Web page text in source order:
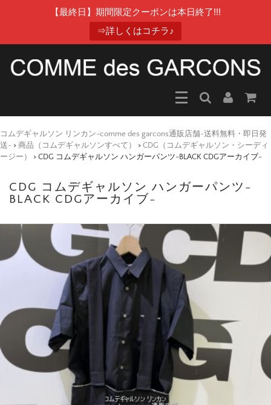
【最終日】期間限定クーポンは本日終了!!!
⇒詳しくはコチラ♪
コムデギャルソン リンカン-comme des garcons通販店舗-送料無料・即日発
送- > 商品（コムデギャルソンすべて） > CDG（コムデギャルソン・シーディ
ージー）
> CDG コムデギャルソン ハンガーパンツ-BLACK CDGアーカイブ-
CDG コムデギャルソン ハンガーパンツ-
BLACK CDGアーカイブ-